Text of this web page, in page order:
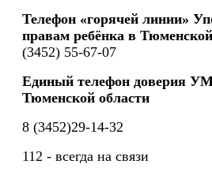
Телефон «горячей линии»
правам ребёнка в
(3452) 55-67-07
Единый телефон доверия
Тюменской области
8 (3452)29-14-32
112 - всегда на связи